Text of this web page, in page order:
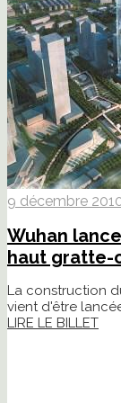
9 décembre
Wuhan
haut gratte-
La construction
vient d'être
LIRE LE BILLET